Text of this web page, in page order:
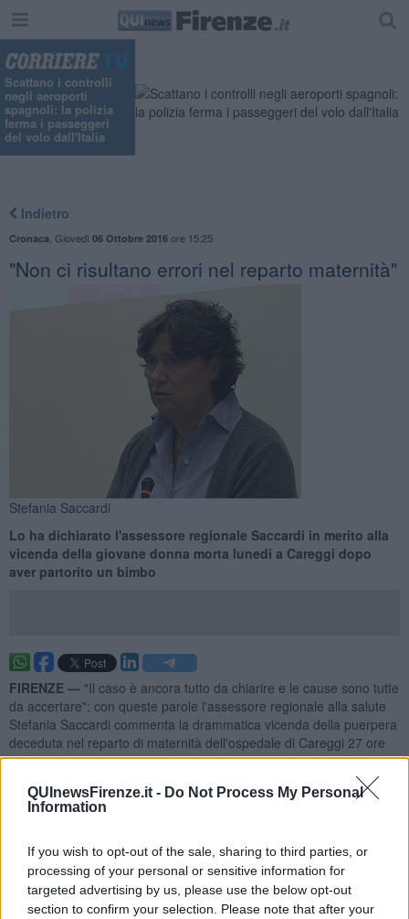
QUInewsFirenze.it - Do Not Process My Personal
Information
If you wish to opt-out of the sale, sharing to third parties, or
processing of your personal or sensitive information for
targeted advertising by us, please use the below opt-out
section to confirm your selection. Please note that after your
Scattano i controlli
negli aeroporti
spagnoli: la polizia
ferma i passeggeri
del volo dall'Italia
Indietro
Cronaca Giovedì 06 Ottobre 2016ore 15:25
"Non ci risultano errori nel reparto maternità"
Stefania Saccardi
Lo ha dichiarato l'assessore regionale Saccardi in merito alla
vicenda della giovane donna morta lunedi a Careggi dopo
aver partorito un bimbo
FIRENZE — "Il caso è ancora tutto da chiarire e le cause sono tutte
da accertare": con queste parole l'assessore regionale alla salute
Stefania Saccardi commenta la drammatica vicenda della puerpera
deceduta nel reparto di maternità dell'ospedale di Careggi 27 ore
dopo il parto e dopo due interventi chirurgici per fermare
"Ad ora non ci risultano errori nel reparto maternità - ha dichiarato
manivre del marto. Per questo sono necessari accertamenti
approfonditi".